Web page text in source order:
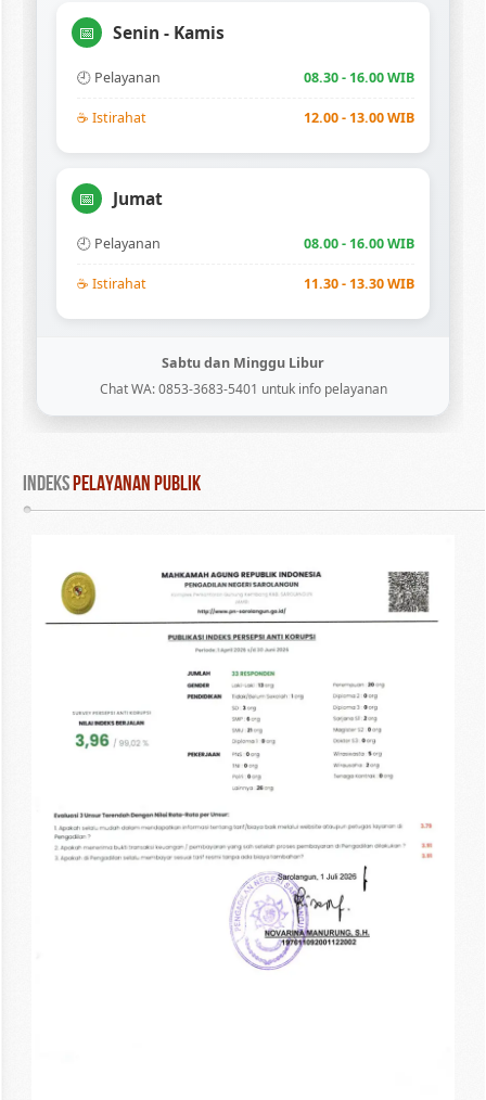
📅 Senin - Kamis
🕘 Pelayanan 08.30 - 16.00 WIB
☕ Istirahat 12.00 - 13.00 WIB
📅 Jumat
🕘 Pelayanan 08.00 - 16.00 WIB
☕ Istirahat 11.30 - 13.30 WIB
Sabtu dan Minggu Libur
Chat WA: 0853-3683-5401 untuk info pelayanan
INDEKS PELAYANAN PUBLIK